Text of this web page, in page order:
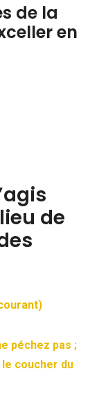
de la
en
de
péchez pas ;
coucher du